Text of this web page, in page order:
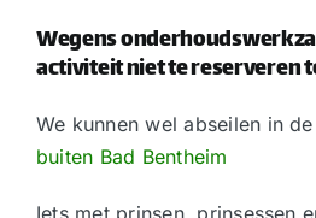
Wegens
activiteit niet te reserveren
We kunnen wel abseilen in de
buiten Bad Bentheim